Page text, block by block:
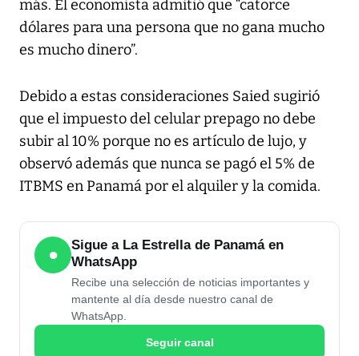
más. El economista admitió que “catorce
dólares para una persona que no gana mucho
es mucho dinero”.
Debido a estas consideraciones Saied sugirió
que el impuesto del celular prepago no debe
subir al 10% porque no es artículo de lujo, y
observó además que nunca se pagó el 5% de
ITBMS en Panamá por el alquiler y la comida.
●
Sigue a La Estrella de Panamá en
WhatsApp
Recibe una selección de noticias importantes y
mantente al día desde nuestro canal de
WhatsApp.
Seguir canal